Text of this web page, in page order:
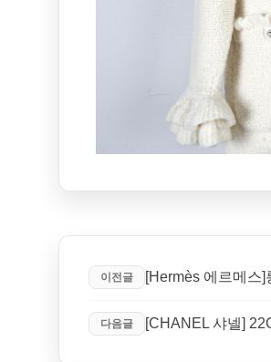
이전글 [Hermès 에르메스]
다음글 [CHANEL 샤넬]